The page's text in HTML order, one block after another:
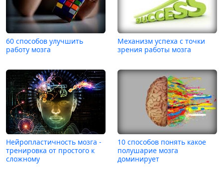
60 способов улучшить
работу мозга
Механизм успеха с точки
зрения работы мозга
Нейропластичность мозга -
тренировка от простого к
сложному
10 способов понять какое
полушарие мозга
доминирует